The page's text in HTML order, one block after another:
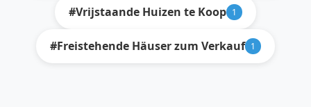
#Vrijstaande Huizen te Koop 1
#Freistehende Häuser zum Verkauf 1